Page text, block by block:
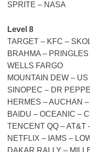
SPRITE – NASA
Level 8
TARGET – KFC –
BRAHMA –
WELLS FARGO
MOUNTAIN DEW –
SINOPEC – DR
HERMES – AUCHAN
BAIDU – OCEANIC –
TENCENT QQ – AT&T
NETFLIX – IAMS –
DAKAR RALLY –